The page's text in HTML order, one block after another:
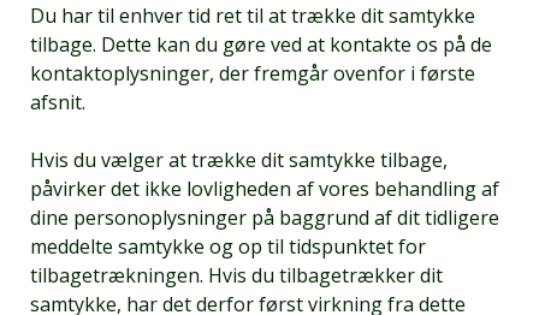
Du har til enhver tid ret til at trække dit samtykke
tilbage. Dette kan du gøre ved at kontakte os på de
kontaktoplysninger, der fremgår ovenfor i første
afsnit.
Hvis du vælger at trække dit samtykke tilbage,
påvirker det ikke lovligheden af vores behandling af
dine personoplysninger på baggrund af dit tidligere
meddelte samtykke og op til tidspunktet for
tilbagetrækningen. Hvis du tilbagetrækker dit
samtykke, har det derfor først virkning fra dette